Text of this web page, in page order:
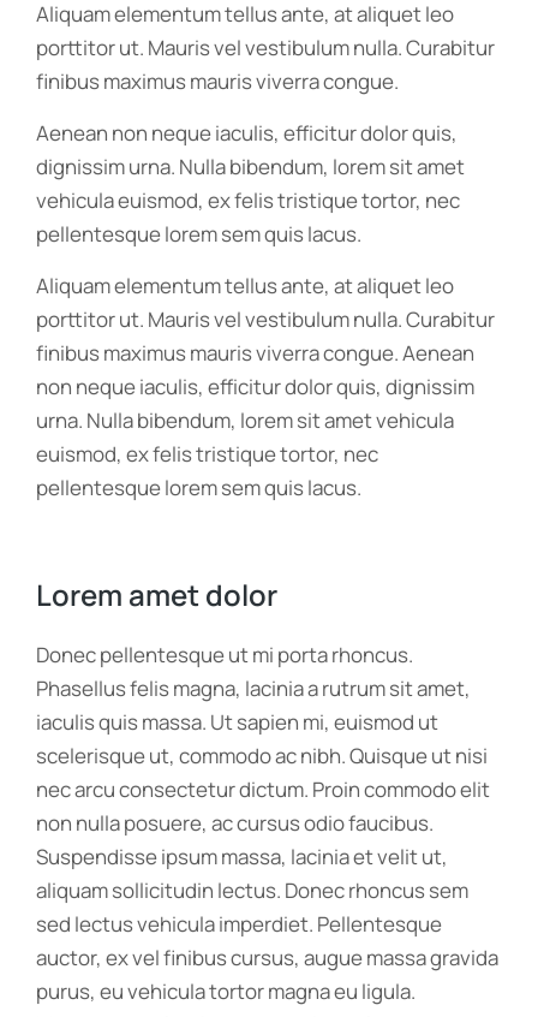
Aliquam elementum tellus ante, at aliquet leo
porttitor ut. Mauris vel vestibulum nulla. Curabitur
finibus maximus mauris viverra congue.
Aenean non neque iaculis, efficitur dolor quis,
dignissim urna. Nulla bibendum, lorem sit amet
vehicula euismod, ex felis tristique tortor, nec
pellentesque lorem sem quis lacus.
Aliquam elementum tellus ante, at aliquet leo
porttitor ut. Mauris vel vestibulum nulla. Curabitur
finibus maximus mauris viverra congue. Aenean
non neque iaculis, efficitur dolor quis, dignissim
urna. Nulla bibendum, lorem sit amet vehicula
euismod, ex felis tristique tortor, nec
pellentesque lorem sem quis lacus.
Lorem amet dolor
Donec pellentesque ut mi porta rhoncus.
Phasellus felis magna, lacinia a rutrum sit amet,
iaculis quis massa. Ut sapien mi, euismod ut
scelerisque ut, commodo ac nibh. Quisque ut nisi
nec arcu consectetur dictum. Proin commodo elit
non nulla posuere, ac cursus odio faucibus.
Suspendisse ipsum massa, lacinia et velit ut,
aliquam sollicitudin lectus. Donec rhoncus sem
sed lectus vehicula imperdiet. Pellentesque
auctor, ex vel finibus cursus, augue massa gravida
purus, eu vehicula tortor magna eu ligula.